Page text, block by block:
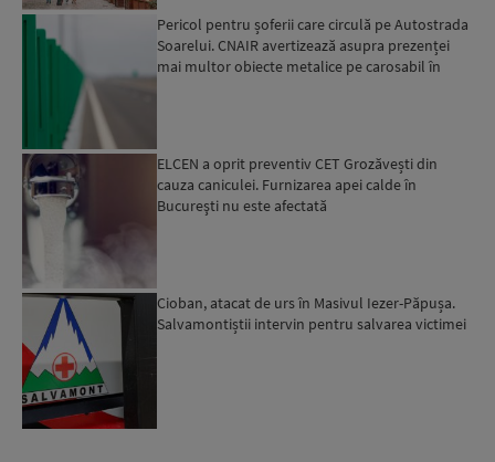
Pericol pentru șoferii care circulă pe Autostrada
Soarelui. CNAIR avertizează asupra prezenței
mai multor obiecte metalice pe carosabil în
ELCEN a oprit preventiv CET Grozăvești din
cauza caniculei. Furnizarea apei calde în
Bucureşti nu este afectată
Cioban, atacat de urs în Masivul Iezer-Păpușa.
Salvamontiștii intervin pentru salvarea victimei